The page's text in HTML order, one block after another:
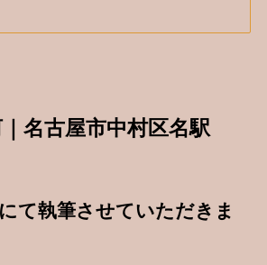
名古屋市中村区名駅
て執筆させていただきま